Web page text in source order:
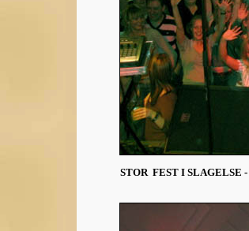
STOR FEST I SLAGELSE -